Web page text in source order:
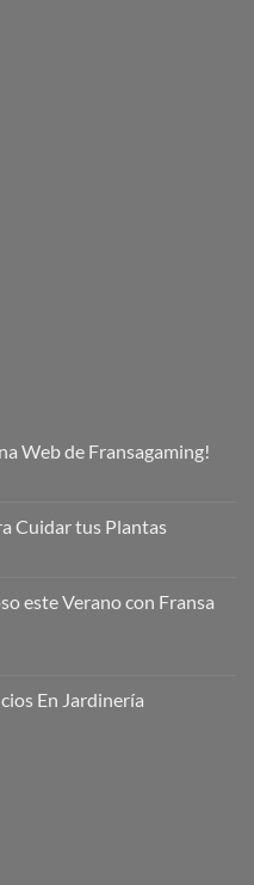
Web de Fransagaming!
Cuidar tus Plantas
este Verano con Fransa
En Jardinería